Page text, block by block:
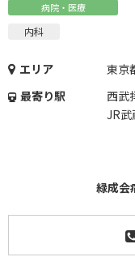
病院・医療
内科
エリア
東京
最寄り駅
西武
JR武
緑成会